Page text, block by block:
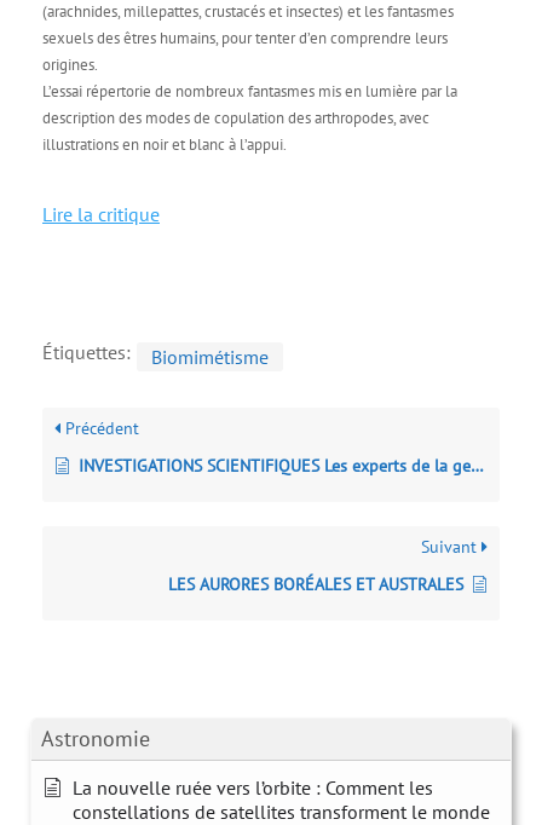
Astronomie
La nouvelle ruée vers l’orbite : Comment les
constellations de satellites transforment le monde
(arachnides, millepattes, crustacés et insectes) et les fantasmes
sexuels des êtres humains, pour tenter d’en comprendre leurs
origines.
L’essai répertorie de nombreux fantasmes mis en lumière par la
description des modes de copulation des arthropodes, avec
illustrations en noir et blanc à l’appui.
Lire la critique
Étiquettes: Biomimétisme
Précédent
INVESTIGATIONS SCIENTIFIQUES Les experts de la gendarmerie nationale
Suivant
LES AURORES BORÉALES ET AUSTRALES